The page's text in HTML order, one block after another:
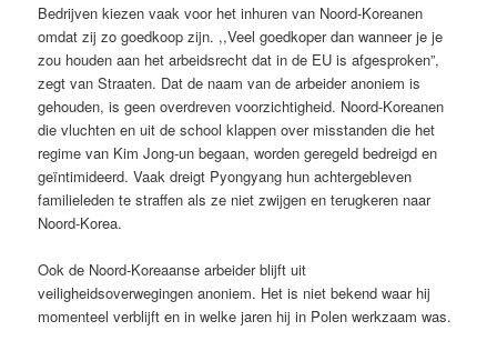
Bedrijven kiezen vaak voor het inhuren van Noord-Koreanen
omdat zij zo goedkoop zijn. ,,Veel goedkoper dan wanneer je je
zou houden aan het arbeidsrecht dat in de EU is afgesproken”,
zegt van Straaten. Dat de naam van de arbeider anoniem is
gehouden, is geen overdreven voorzichtigheid. Noord-Koreanen
die vluchten en uit de school klappen over misstanden die het
regime van Kim Jong-un begaan, worden geregeld bedreigd en
geïntimideerd. Vaak dreigt Pyongyang hun achtergebleven
familieleden te straffen als ze niet zwijgen en terugkeren naar
Noord-Korea.
Ook de Noord-Koreaanse arbeider blijft uit
veiligheidsoverwegingen anoniem. Het is niet bekend waar hij
momenteel verblijft en in welke jaren hij in Polen werkzaam was.